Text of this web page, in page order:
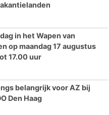
in het Wapen van
op maandag 17 augustus
17.00 uur
belangrijk voor AZ bij
Den Haag